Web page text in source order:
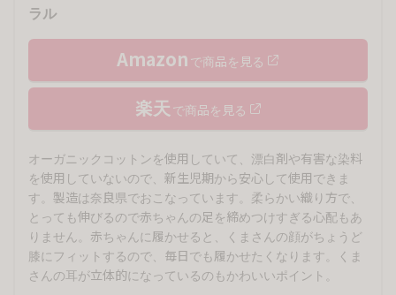
ラル
Amazon で商品を見る
楽天 で商品を見る
オーガニックコットンを使用していて、漂白剤や有害な染料
を使用していないので、新生児期から安心して使用できま
す。製造は奈良県でおこなっています。柔らかい織り方で、
とっても伸びるので赤ちゃんの足を締めつけすぎる心配もあ
りません。赤ちゃんに履かせると、くまさんの顔がちょうど
膝にフィットするので、毎日でも履かせたくなります。くま
さんの耳が立体的になっているのもかわいいポイント。